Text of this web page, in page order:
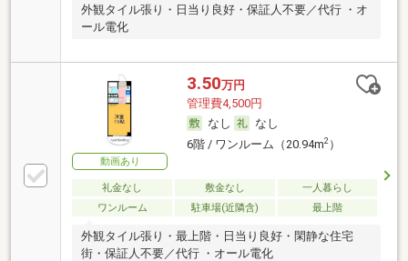
外観タイル張り・日当り良好・保証人不要／代行 ・オ
ール電化
動画あり
3.50万円
管理費4,500円
なし
なし
6階 / ワンルーム（20.94m2）
礼金なし 敷金なし
一人暮らし
ワンルーム
駐車場(近隣含) 最上階
外観タイル張り・最上階・日当り良好・閑静な住宅
街・保証人不要／代行 ・オール電化